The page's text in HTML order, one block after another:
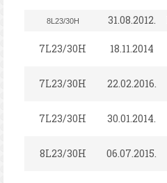
8L23/30H 31.08.2012.
7L23/30H 18.11.2014
7L23/30H 22.02.2016.
7L23/30H 30.01.2014.
8L23/30H 06.07.2015.